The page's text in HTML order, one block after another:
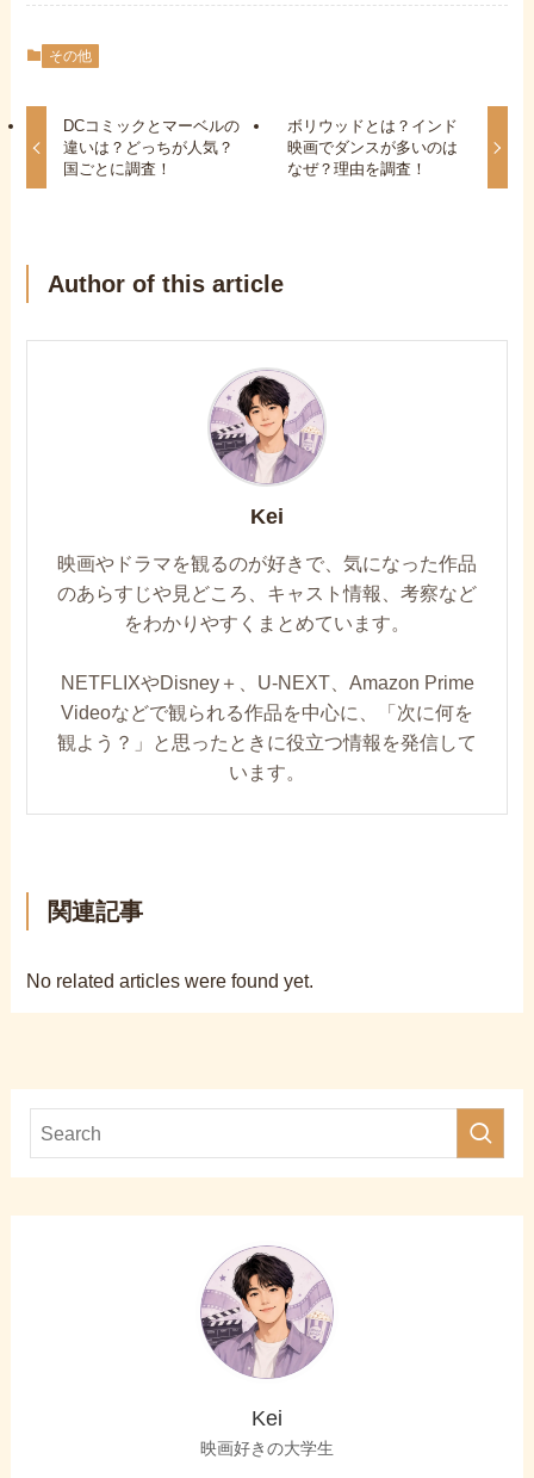
その他
DCコミックとマーベルの
違いは？どっちが人気？
国ごとに調査！
ボリウッドとは？インド
映画でダンスが多いのは
なぜ？理由を調査！
Author of this article
Kei
映画やドラマを観るのが好きで、気になった作品
のあらすじや見どころ、キャスト情報、考察など
をわかりやすくまとめています。
NETFLIXやDisney＋、U-NEXT、Amazon Prime
Videoなどで観られる作品を中心に、「次に何を
観よう？」と思ったときに役立つ情報を発信して
います。
関連記事
No related articles were found yet.
Kei
映画好きの大学生